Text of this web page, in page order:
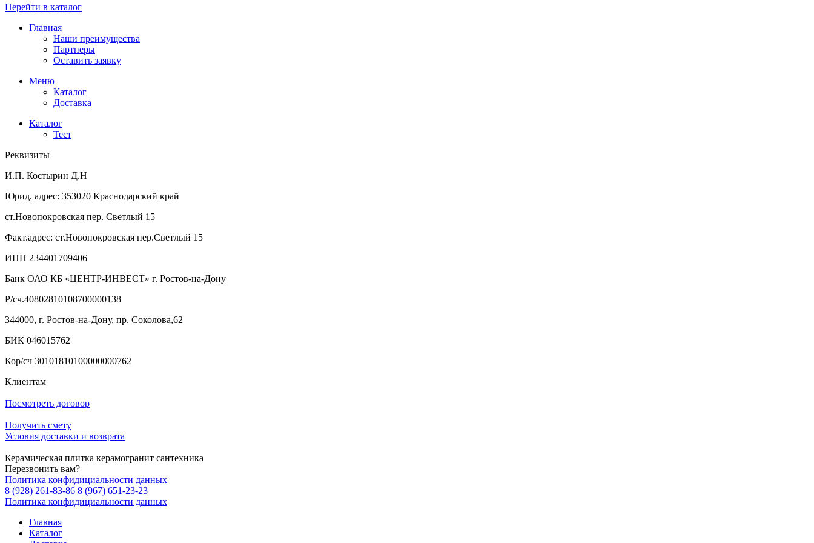
Перейти в каталог
Главная
Наши преимущества
Партнеры
Оставить заявку
Меню
Каталог
Доставка
Каталог
Тест
Реквизиты
И.П. Костырин Д.Н
Юрид. адрес: 353020 Краснодарский край
ст.Новопокровская пер. Светлый 15
Факт.адрес: ст.Новопокровская пер.Светлый 15
ИНН 234401709406
Банк ОАО КБ «ЦЕНТР-ИНВЕСТ» г. Ростов-на-Дону
Р/сч.40802810108700000138
344000, г. Ростов-на-Дону, пр. Соколова,62
БИК 046015762
Кор/сч 30101810100000000762
Клиентам
Посмотреть договор
Получить смету
Условия доставки и возврата
Керамическая плитка керамогранит сантехника
Перезвонить вам?
Политика конфидициальности данных
8 (928) 261-83-86 8 (967) 651-23-23
Политика конфидициальности данных
Главная
Каталог